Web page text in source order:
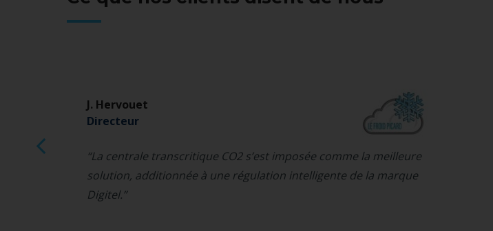
J. Hervouet
Directeur
“La centrale transcritique CO2 s’est imposée comme la meilleure
solution, additionnée à une régulation intelligente de la marque
Digitel.”